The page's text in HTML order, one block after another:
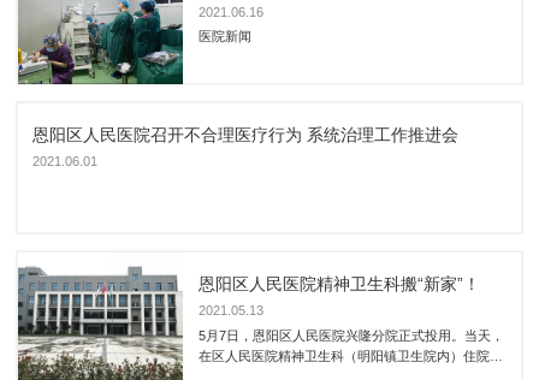
2021.06.16
医院新闻
恩阳区人民医院召开不合理医疗行为 系统治理工作推进会
2021.06.01
恩阳区人民医院精神卫生科搬“新家”！
2021.05.13
5月7日，恩阳区人民医院兴隆分院正式投用。当天，
在区人民医院精神卫生科（明阳镇卫生院内）住院治